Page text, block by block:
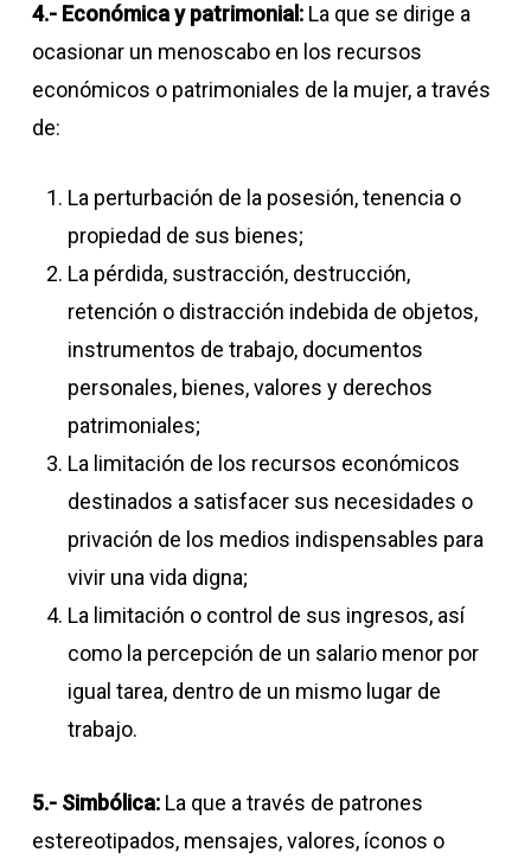
4.- Económica y patrimonial:La que se dirige a
ocasionar un menoscabo en los recursos
económicos o patrimoniales de la mujer, a través
de:
La perturbación de la posesión, tenencia o
propiedad de sus bienes;
La pérdida, sustracción, destrucción,
retención o distracción indebida de objetos,
instrumentos de trabajo, documentos
personales, bienes, valores y derechos
patrimoniales;
La limitación de los recursos económicos
destinados a satisfacer sus necesidades o
privación de los medios indispensables para
vivir una vida digna;
La limitación o control de sus ingresos, así
como la percepción de un salario menor por
igual tarea, dentro de un mismo lugar de
trabajo.
5.- Simbólica: La que a través de patrones
estereotipados, mensajes, valores, íconos o